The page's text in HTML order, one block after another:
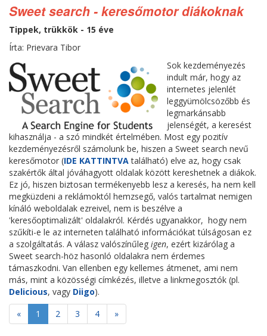
Sweet search - keresőmotor diákoknak
Tippek, trükkök - 15 éve
Írta: Prievara Tibor
Sok kezdeményezés
indult már, hogy az
internetes jelenlét
leggyümölcsözőbb és
legmarkánsabb
jelenségét, a keresést
kihasználja - a szó mindkét értelmében. Most egy pozitív
kezdeményezésről számolunk be, hiszen a Sweet search nevű
keresőmotor (IDE KATTINTVAtalálható) elve az, hogy csak
szakértők által jóváhagyott oldalak között kereshetnek a diákok.
Ez jó, hiszen biztosan termékenyebb lesz a keresés, ha nem kell
megküzdeni a reklámoktól hemzsegő, valós tartalmat nemigen
kínáló weboldalak ezreivel, nem is beszélve a
'keresőoptimalizált' oldalakról. Kérdés ugyanakkor, hogy nem
szűkíti-e le az interneten található információkat túlságosan ez
a szolgáltatás. A válasz valószínűleg igen, ezért kizárólag a
Sweet search-höz hasonló oldalakra nem érdemes
támaszkodni. Van ellenben egy kellemes átmenet, ami nem
más, mint a közösségi címkézés, illetve a linkmegosztók (pl.
Delicious, vagy Diigo).
«
1 2 3 4 »